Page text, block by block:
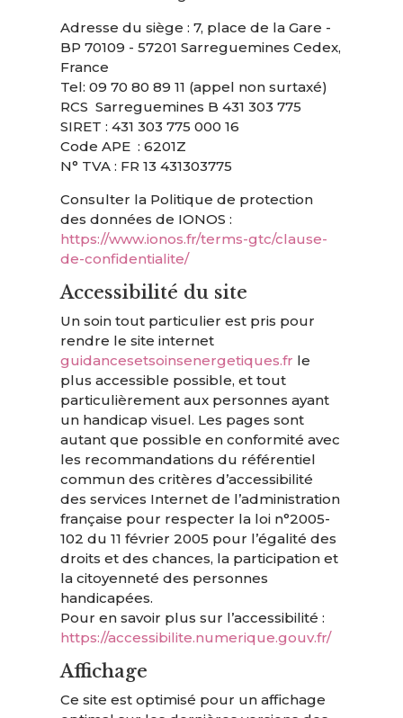
Adresse du siège : 7, place de la Gare -
BP 70109 - 57201 Sarreguemines Cedex,
France
Tel: 09 70 80 89 11 (appel non surtaxé)
RCS Sarreguemines B 431 303 775
SIRET : 431 303 775 000 16
Code APE : 6201Z
N° TVA : FR 13 431303775
Consulter la Politique de protection
des données de IONOS :
https://www.ionos.fr/terms-gtc/clause-
de-confidentialite/
Accessibilité du site
Un soin tout particulier est pris pour
rendre le site internet
guidancesetsoinsenergetiques.fr le
plus accessible possible, et tout
particulièrement aux personnes ayant
un handicap visuel. Les pages sont
autant que possible en conformité avec
les recommandations du référentiel
commun des critères d’accessibilité
des services Internet de l’administration
française pour respecter la loi n°2005-
102 du 11 février 2005 pour l’égalité des
droits et des chances, la participation et
la citoyenneté des personnes
handicapées.
Pour en savoir plus sur l’accessibilité :
https://accessibilite.numerique.gouv.fr/
Affichage
Ce site est optimisé pour un affichage